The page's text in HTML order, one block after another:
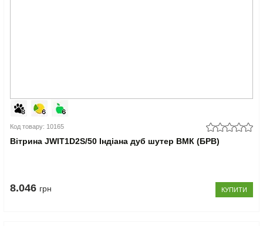
Код товару: 10165
Вітрина JWIT1D2S/50 Індіана дуб шутер ВМК (БРВ)
8.046 грн КУПИТИ